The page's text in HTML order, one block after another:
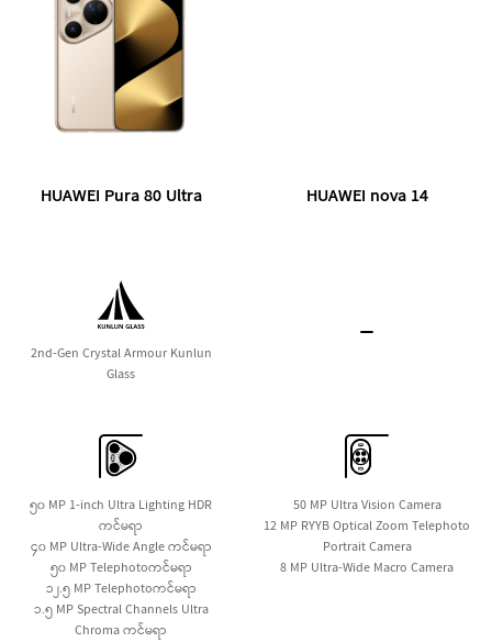
nova Series
HUAWEI nova 14
HUAWEI Pura 80 Ultra
2nd-Gen Crystal Armour Kunlun
Glass
၅၀ MP 1-inch Ultra Lighting HDR
ကင်မရာ
၄၀ MP Ultra-Wide Angle ကင်မရာ
၅၀ MP Telephotoကင်မရာ
၁၂.၅ MP Telephotoကင်မရာ
၁.၅ MP Spectral Channels Ultra
Chroma ကင်မရာ
HUAWEI nova 14
50 MP Ultra Vision Camera
12 MP RYYB Optical Zoom Telephoto
Portrait Camera
8 MP Ultra-Wide Macro Camera